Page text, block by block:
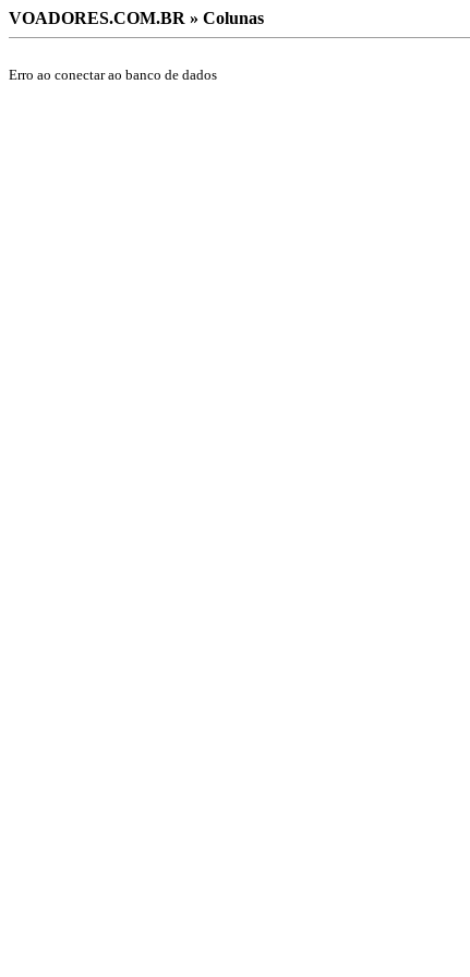
VOADORES.COM.BR » Colunas
Erro ao conectar ao banco de dados